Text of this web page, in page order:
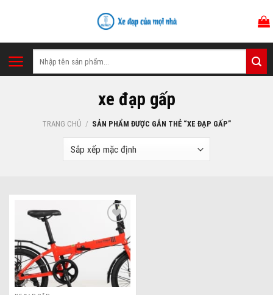
Tìm
kiếm:
xe đạp gấp
TRANG CHỦ / SẢN PHẨM ĐƯỢC GẮN THẺ “XE ĐẠP GẤP”
Add to wishlist